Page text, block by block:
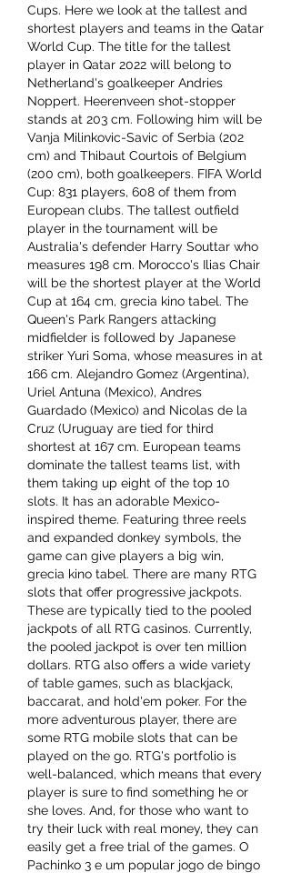
Cups. Here we look at the tallest and
shortest players and teams in the Qatar
World Cup. The title for the tallest
player in Qatar 2022 will belong to
Netherland's goalkeeper Andries
Noppert. Heerenveen shot-stopper
stands at 203 cm. Following him will be
Vanja Milinkovic-Savic of Serbia (202
cm) and Thibaut Courtois of Belgium
(200 cm), both goalkeepers. FIFA World
Cup: 831 players, 608 of them from
European clubs. The tallest outfield
player in the tournament will be
Australia's defender Harry Souttar who
measures 198 cm. Morocco's Ilias Chair
will be the shortest player at the World
Cup at 164 cm, grecia kino tabel. The
Queen's Park Rangers attacking
midfielder is followed by Japanese
striker Yuri Soma, whose measures in at
166 cm. Alejandro Gomez (Argentina),
Uriel Antuna (Mexico), Andres
Guardado (Mexico) and Nicolas de la
Cruz (Uruguay are tied for third
shortest at 167 cm. European teams
dominate the tallest teams list, with
them taking up eight of the top 10
slots. It has an adorable Mexico-
inspired theme. Featuring three reels
and expanded donkey symbols, the
game can give players a big win,
grecia kino tabel. There are many RTG
slots that offer progressive jackpots.
These are typically tied to the pooled
jackpots of all RTG casinos. Currently,
the pooled jackpot is over ten million
dollars. RTG also offers a wide variety
of table games, such as blackjack,
baccarat, and hold'em poker. For the
more adventurous player, there are
some RTG mobile slots that can be
played on the go. RTG's portfolio is
well-balanced, which means that every
player is sure to find something he or
she loves. And, for those who want to
try their luck with real money, they can
easily get a free trial of the games. O
Pachinko 3 e um popular jogo de bingo